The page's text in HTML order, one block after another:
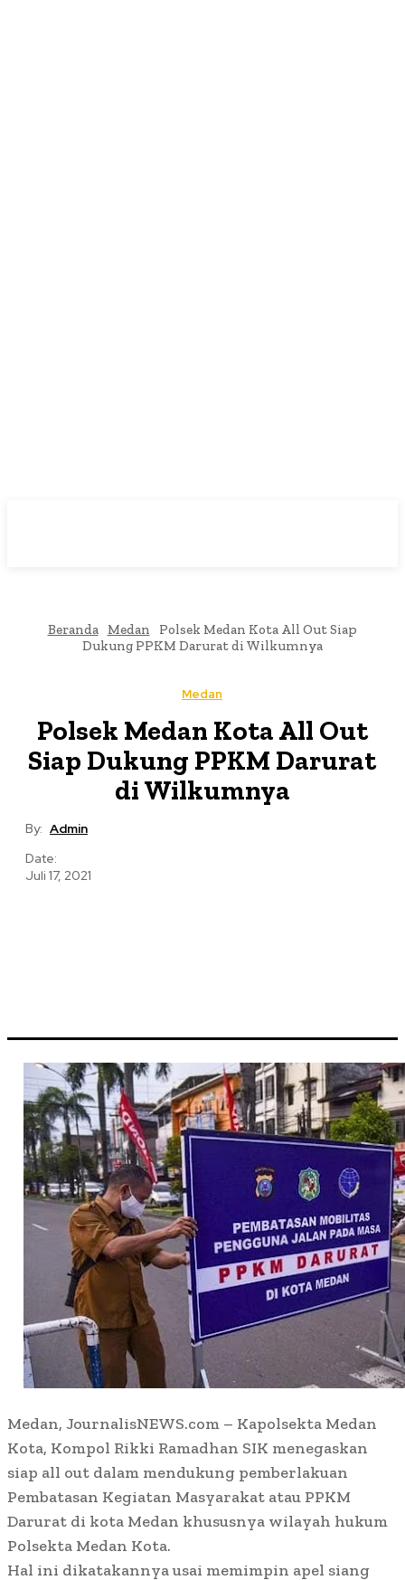
Beranda Medan
Polsek Medan Kota All Out Siap
Dukung PPKM Darurat di Wilkumnya
Medan
Polsek Medan Kota All Out
Siap Dukung PPKM Darurat
di Wilkumnya
By: Admin
Date:
Juli 17, 2021
Medan, JournalisNEWS.com – Kapolsekta Medan
Kota, Kompol Rikki Ramadhan SIK menegaskan
siap all out dalam mendukung pemberlakuan
Pembatasan Kegiatan Masyarakat atau PPKM
Darurat di kota Medan khususnya wilayah hukum
Polsekta Medan Kota.
Hal ini dikatakannya usai memimpin apel siang